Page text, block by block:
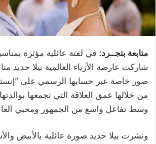
متابعة بتجــرد: في لفتة عائلية مؤثرة
شاركت عارضة الأزياء العالمية بيلا حديد
صور خاصة عبر حسابها الرسمي على
من خلالها عمق العلاقة التي تجمعها
وسط تفاعل واسع من الجمهور ومحبي
ونشرت بيلا حديد صورة عائلية بالأبيض